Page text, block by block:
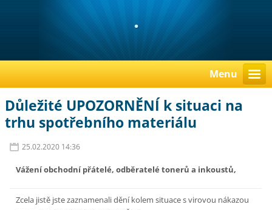
.
Menu
Důležité UPOZORNĚNÍ k situaci na
trhu spotřebního materiálu
25.02.2020 14:36
Vážení obchodní přátelé, odběratelé tonerů a inkoustů,
Zcela jistě jste zaznamenali dění kolem situace s virovou nákazou